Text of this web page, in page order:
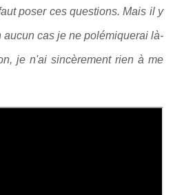
poser ces questions. Mais il y
cas je ne polémiquerai là-
je n'ai sincèrement rien à me